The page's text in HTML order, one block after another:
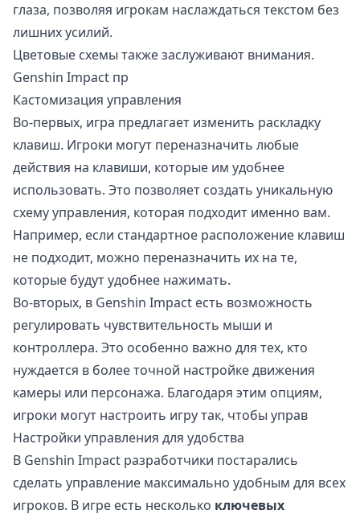
глаза, позволяя игрокам наслаждаться текстом без
лишних усилий.
Цветовые схемы также заслуживают внимания.
Genshin Impact пр
Кастомизация управления
Во-первых, игра предлагает изменить раскладку
клавиш. Игроки могут переназначить любые
действия на клавиши, которые им удобнее
использовать. Это позволяет создать уникальную
схему управления, которая подходит именно вам.
Например, если стандартное расположение клавиш
не подходит, можно переназначить их на те,
которые будут удобнее нажимать.
Во-вторых, в Genshin Impact есть возможность
регулировать чувствительность мыши и
контроллера. Это особенно важно для тех, кто
нуждается в более точной настройке движения
камеры или персонажа. Благодаря этим опциям,
игроки могут настроить игру так, чтобы управ
Настройки управления для удобства
В Genshin Impact разработчики постарались
сделать управление максимально удобным для всех
игроков. В игре есть несколько ключевых